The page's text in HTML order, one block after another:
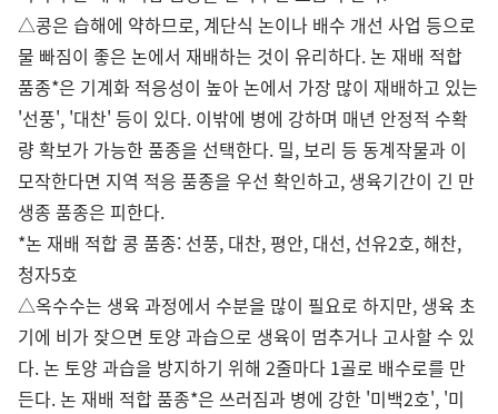
△콩은 습해에 약하므로, 계단식 논이나 배수 개선 사업 등으로
물 빠짐이 좋은 논에서 재배하는 것이 유리하다. 논 재배 적합
품종*은 기계화 적응성이 높아 논에서 가장 많이 재배하고 있는
'선풍', '대찬' 등이 있다. 이밖에 병에 강하며 매년 안정적 수확
량 확보가 가능한 품종을 선택한다. 밀, 보리 등 동계작물과 이
모작한다면 지역 적응 품종을 우선 확인하고, 생육기간이 긴 만
생종 품종은 피한다.
*논 재배 적합 콩 품종: 선풍, 대찬, 평안, 대선, 선유2호, 해찬,
청자5호
△옥수수는 생육 과정에서 수분을 많이 필요로 하지만, 생육 초
기에 비가 잦으면 토양 과습으로 생육이 멈추거나 고사할 수 있
다. 논 토양 과습을 방지하기 위해 2줄마다 1골로 배수로를 만
든다. 논 재배 적합 품종*은 쓰러짐과 병에 강한 '미백2호', '미